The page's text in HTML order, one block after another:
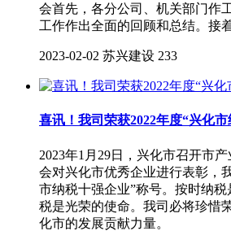
会首先，各分公司、机关部门作
工作作出全面的回顾和总结。接
2023-02-02 苏兴建设 233
喜讯！我司荣获2022年度“兴化
2023年1月29日，兴化市召开市
会对兴化市优秀企业进行表彰，
市纳税十强企业”称号。按时纳
税是光荣的使命。我司必将珍惜
化市的发展贡献力量。